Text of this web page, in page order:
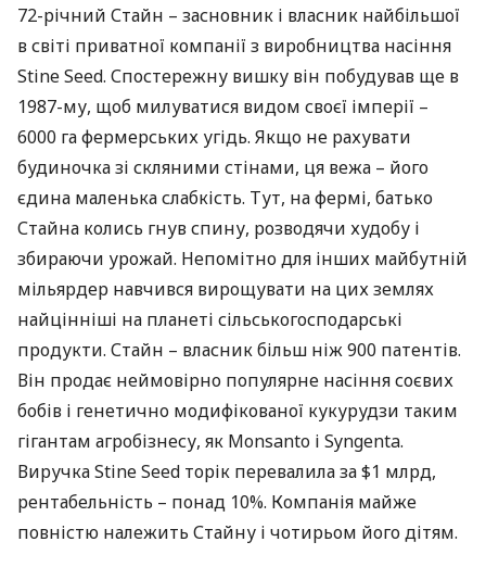
72-річний Стайн – засновник і власник найбільшої
в світі приватної компанії з виробництва насіння
Stine Seed. Спостережну вишку він побудував ще в
1987-му, щоб милуватися видом своєї імперії –
6000 га фермерських угідь. Якщо не рахувати
будиночка зі скляними стінами, ця вежа – його
єдина маленька слабкість. Тут, на фермі, батько
Стайна колись гнув спину, розводячи худобу і
збираючи урожай. Непомітно для інших майбутній
мільярдер навчився вирощувати на цих землях
найцінніші на планеті сільськогосподарські
продукти. Стайн – власник більш ніж 900 патентів.
Він продає неймовірно популярне насіння соєвих
бобів і генетично модифікованої кукурудзи таким
гігантам агробізнесу, як Monsanto і Syngenta.
Виручка Stine Seed торік перевалила за $1 млрд,
рентабельність – понад 10%. Компанія майже
повністю належить Стайну і чотирьом його дітям.